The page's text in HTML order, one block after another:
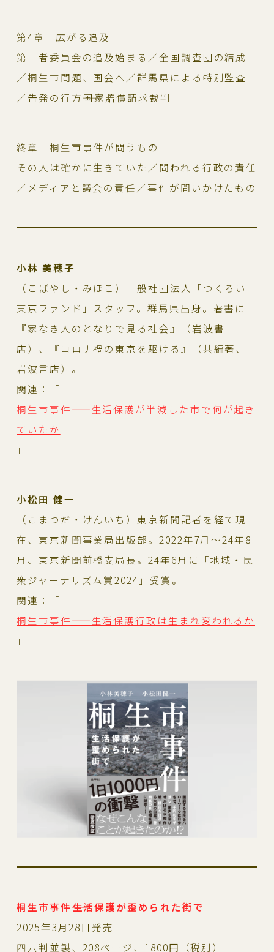
第4章 広がる追及
第三者委員会の追及始まる／全国調査団の結成
／桐生市問題、国会へ／群馬県による特別監査
／告発の行方――国家賠償請求裁判
終章 桐生市事件が問うもの
その人は確かに生きていた／問われる行政の責任
／メディアと議会の責任／事件が問いかけたもの
小林 美穂子
（こばやし・みほこ）一般社団法人「つくろい
東京ファンド」スタッフ。群馬県出身。著書に
『家なき人のとなりで見る社会』（岩波書
店）、『コロナ禍の東京を駆ける』（共編著、
岩波書店）。
関連：「
桐生市事件——生活保護が半減した市で何が起き
ていたか
」
小松田 健一
（こまつだ・けんいち）東京新聞記者を経て現
在、東京新聞事業局出版部。2022年7月～24年8
月、東京新聞前橋支局長。24年6月に「地域・民
衆ジャーナリズム賞2024」受賞。
関連：「
桐生市事件——生活保護行政は生まれ変われるか
」
桐生市事件――生活保護が歪められた街で
2025年3月28日発売
四六判並製、208ページ、1800円（税別）